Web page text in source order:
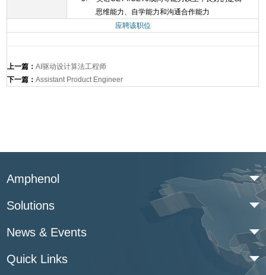
思维能力、自学能力和沟通合作能力
应聘该职位
上一篇：AI驱动设计算法工程师
下一篇：Assistant Product Engineer
Amphenol
Solutions
News & Events
Quick Links